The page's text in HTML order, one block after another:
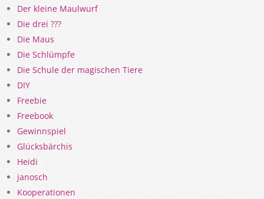
Der kleine Maulwurf
Die drei ???
Die Maus
Die Schlümpfe
Die Schule der magischen Tiere
DIY
Freebie
Freebook
Gewinnspiel
Glücksbärchis
Heidi
janosch
Kooperationen